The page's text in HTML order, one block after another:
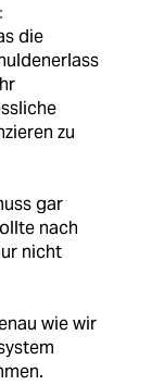
die
zu
gar
nach
nicht
wie wir